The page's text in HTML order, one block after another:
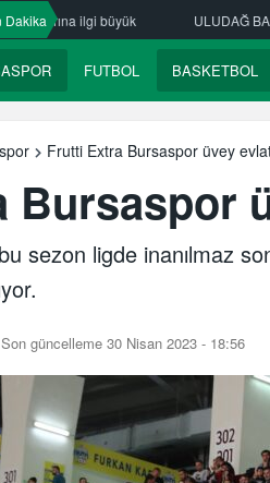
Dakika
ULUDAĞ BASKETBOL NE OLACAK?
FUTBOL BASKETBOL
Frutti Extra Bursaspor üvey
sezon ligde inanılmaz
Son güncelleme 30 Nisan 2023 - 18:56